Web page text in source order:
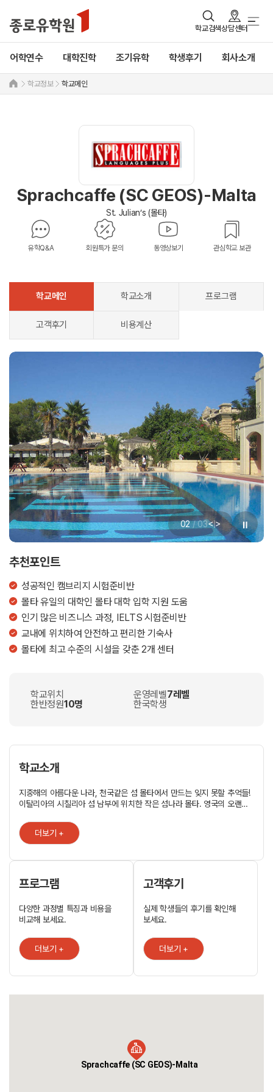
학교검색상담센터
어학연수 대학진학 조기유학 학생후기 회사소개
학교정보 학교메인
Sprachcaffe (SC GEOS)-Malta
St. Julian’s (몰타)
유학Q&A 회원특가 문의 동영상보기 관심학교 보관
학교메인 학교소개 프로그램
고객후기 비용계산
02/03<|>
추천포인트
성공적인 캠브리지 시험준비반
몰타 유일의 대학인 몰타 대학 입학 지원 도움
인기 많은 비즈니스 과정, IELTS 시험준비반
교내에 위치하여 안전하고 편리한 기숙사
몰타에 최고 수준의 시설을 갖춘 2개 센터
학교위치 운영레벨7레벨
한반정원10명 한국학생
학교소개
지중해의 아름다운 나라, 천국같은 섬 몰타에서 만드는 잊지 못할 추억들!
이탈리아의 시칠리아 섬 남부에 위치한 작은 섬나라 몰타. 영국의 오랜
보존에도 열심인 유럽 최고의 휴양지입니다. 현빈의 음료 CF 촬영지로 잘
알려져 있기도 합니다. 아름다운 섬 몰타에서 즐거움 가득한 라이프와
영어 연수를 한꺼번에 누리세요! 몰타 센터는 몰타에서 가장 아름답고
유려한 학교 빌딩으로 유명합니다. 올림픽 사이즈의 수영장을 가운데 두고
들게 합니다. 몰타 센터의 훌륭한 점은 교내에 기숙사가 있어서 안전한
생활을 보장받으실 수 있다는 것입니다. 깔끔하게 정돈된 기숙사 내에서는
외국 친구들과 함께 생활하게 되며 맛있는 음식도 함께 요리하며 먹을 수
있어서 친구들을 사귀기에는 더할 나위 없이 좋습니다. 그 외에도 조금 더
편리하고 모던한 컴포트 아파트, 개인 생활을 보장받는 스튜디오를 교내
운영하고 있으며 친절하게 현지 문화를 알려줄 호스트 패밀리도 배정해
드립니다.
더보기 +
프로그램
다양한 과정별 특징과 비용을
비교해 보세요.
더보기 +
고객후기
실제 학생들의 후기를 확인해
보세요.
더보기 +
Sprachcaffe (SC GEOS)-Malta